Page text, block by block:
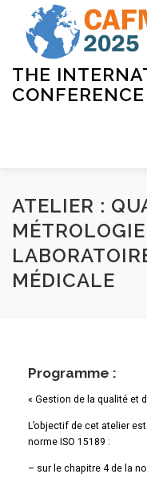
THE
ACCUEIL
INSCRIPTION
ATELIER :
MÉDICALE
Programme :
« Gestion de la qualité et
L’objectif de cet atelier
norme ISO 15189 :
– sur le chapitre 4 de la